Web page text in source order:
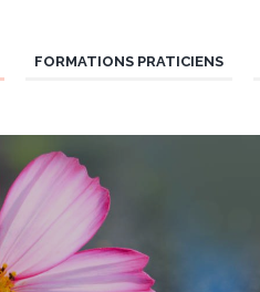
FORMATIONS PRATICIENS